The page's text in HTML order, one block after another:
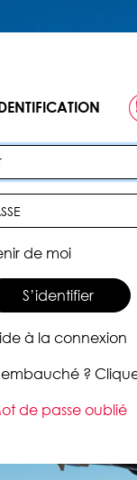
de moi
S’identifier
à la connexion
?
de passe oublié